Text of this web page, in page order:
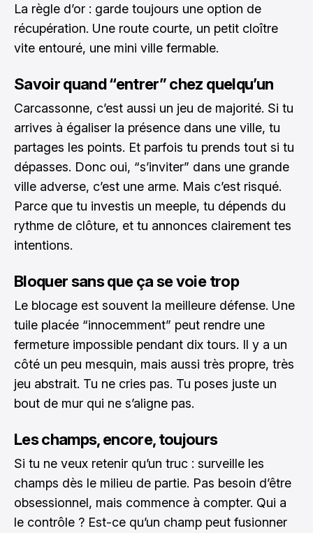
La règle d’or : garde toujours une option de
récupération. Une route courte, un petit cloître
vite entouré, une mini ville fermable.
Savoir quand “entrer” chez quelqu’un
Carcassonne, c’est aussi un jeu de majorité. Si tu
arrives à égaliser la présence dans une ville, tu
partages les points. Et parfois tu prends tout si tu
dépasses. Donc oui, “s’inviter” dans une grande
ville adverse, c’est une arme. Mais c’est risqué.
Parce que tu investis un meeple, tu dépends du
rythme de clôture, et tu annonces clairement tes
intentions.
Bloquer sans que ça se voie trop
Le blocage est souvent la meilleure défense. Une
tuile placée “innocemment” peut rendre une
fermeture impossible pendant dix tours. Il y a un
côté un peu mesquin, mais aussi très propre, très
jeu abstrait. Tu ne cries pas. Tu poses juste un
bout de mur qui ne s’aligne pas.
Les champs, encore, toujours
Si tu ne veux retenir qu’un truc : surveille les
champs dès le milieu de partie. Pas besoin d’être
obsessionnel, mais commence à compter. Qui a
le contrôle ? Est-ce qu’un champ peut fusionner